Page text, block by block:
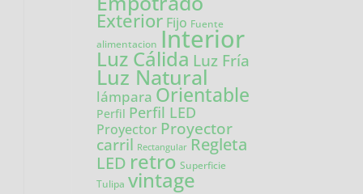
Exterior Fijo Fuente
alimentacion Interior
Luz Cálida Luz Fría
Luz Natural
lámpara Orientable
Perfil Perfil LED
Proyector Proyector
carril Rectangular Regleta
LED retro Superficie
Tulipa vintage